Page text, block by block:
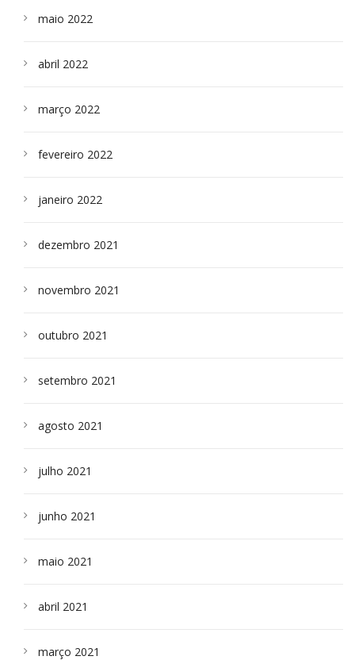
maio 2022
abril 2022
março 2022
fevereiro 2022
janeiro 2022
dezembro 2021
novembro 2021
outubro 2021
setembro 2021
agosto 2021
julho 2021
junho 2021
maio 2021
abril 2021
março 2021